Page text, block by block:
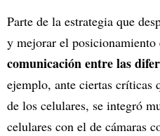
Parte de la estrategia que
y mejorar el posicionamiento
comunicación entre las
ejemplo, ante ciertas críticas
de los celulares, se integró
celulares con el de cámaras